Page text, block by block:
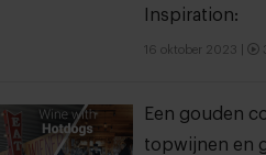
Inspiration:
16 oktober 2023
Een gouden
topwijnen en